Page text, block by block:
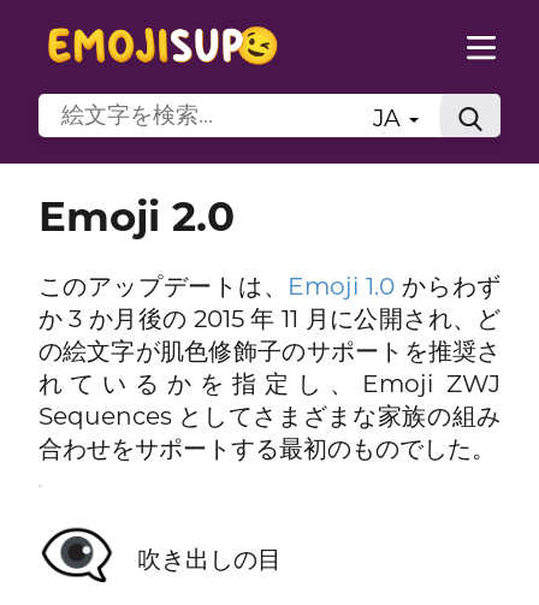
JA
Emoji 2.0
このアップデートは、 Emoji 1.0 からわず
か 3 か月後の 2015 年 11 月に公開され、ど
の絵文字が肌色修飾子のサポートを推奨さ
れているかを指定し、Emoji ZWJ
Sequences としてさまざまな家族の組み
合わせをサポートする最初のものでした。
。
👁️‍🗨️ 吹き出しの目